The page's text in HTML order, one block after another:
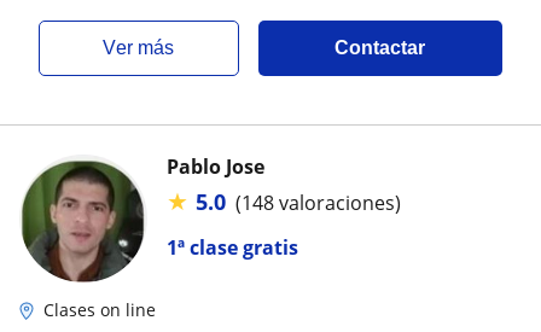
ver más Contactar
1ª clase gratis
Pablo Jose
★ 5.0 (148 valoraciones)
Clases on line